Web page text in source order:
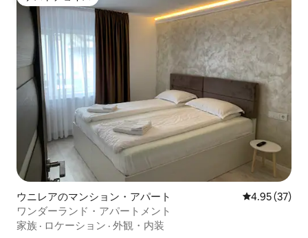
ゲストチョイス
ウニレアのマンション・アパート レビュー37
4.95 (37)
ワンダーランド・アパートメント
家族 · ロケーション · 外観・内装